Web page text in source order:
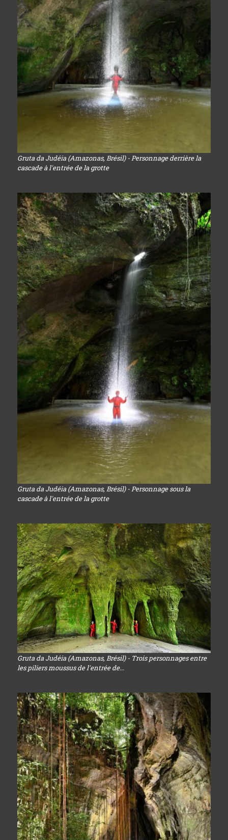
Gruta da Judéia (Amazonas, Brésil) - Personnage derrière la
cascade à l'entrée de la grotte
Gruta da Judéia (Amazonas, Brésil) - Personnage sous la
cascade à l'entrée de la grotte
Gruta da Judéia (Amazonas, Brésil) - Trois personnages entre
les piliers moussus de l'entrée de...